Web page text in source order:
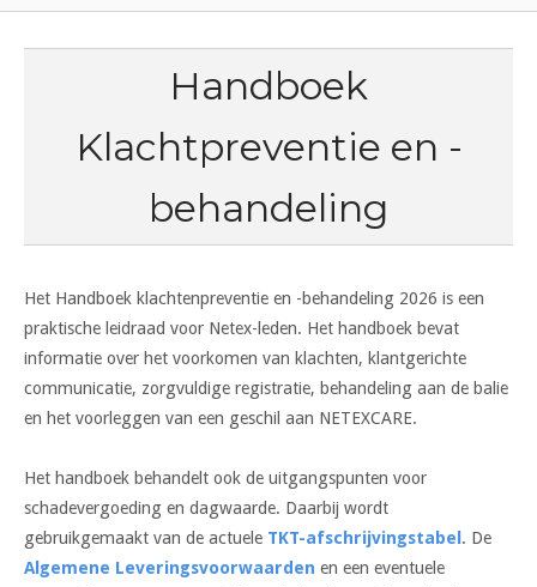
Handboek
Klachtpreventie en -
behandeling
Het Handboek klachtenpreventie en -behandeling 2026 is een
praktische leidraad voor Netex-leden. Het handboek bevat
informatie over het voorkomen van klachten, klantgerichte
communicatie, zorgvuldige registratie, behandeling aan de balie
en het voorleggen van een geschil aan NETEXCARE.
Het handboek behandelt ook de uitgangspunten voor
schadevergoeding en dagwaarde. Daarbij wordt
gebruikgemaakt van de actuele TKT-afschrijvingstabel. De
Algemene Leveringsvoorwaarden en een eventuele